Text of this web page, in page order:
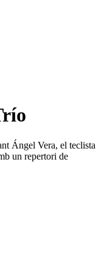
Ángel Vera, el teclista
un repertori de